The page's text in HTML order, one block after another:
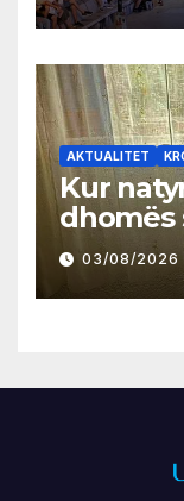
AKTUALITET
Kur
dhomës
03/08/2026